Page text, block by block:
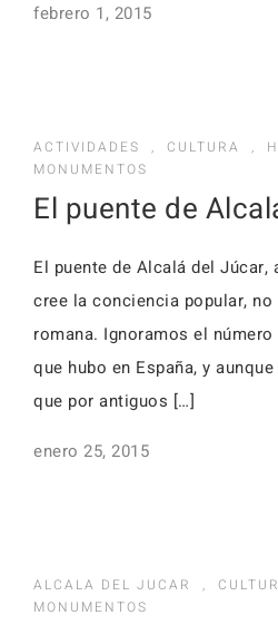
febrero 1, 2015
ACTIVIDADES , CULTURA ,
MONUMENTOS
El puente de
El puente de Alcalá del
cree la conciencia popular,
romana. Ignoramos el
que hubo en España, y
que por antiguos […]
enero 25, 2015
ALCALA DEL JUCAR ,
MONUMENTOS